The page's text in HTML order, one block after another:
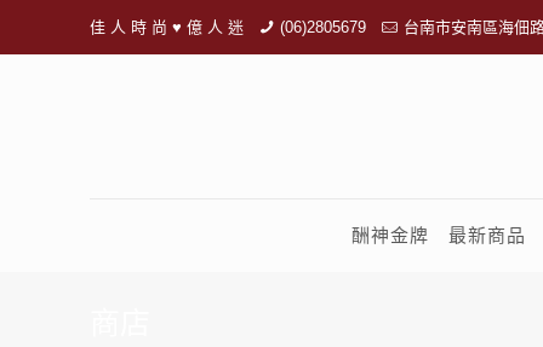
佳 人 時 尚 ♥ 億 人 迷 (06)2805679 台南市安南區海佃
酬神金牌 最新商品